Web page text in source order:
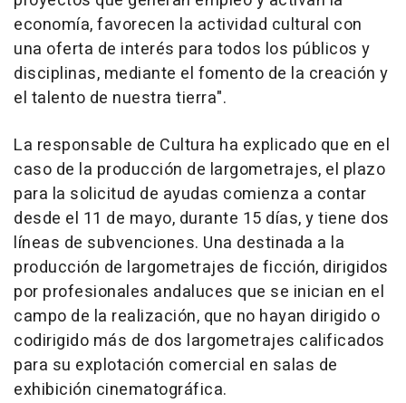
economía, favorecen la actividad cultural con
una oferta de interés para todos los públicos y
disciplinas, mediante el fomento de la creación y
el talento de nuestra tierra".
La responsable de Cultura ha explicado que en el
caso de la producción de largometrajes, el plazo
para la solicitud de ayudas comienza a contar
desde el 11 de mayo, durante 15 días, y tiene dos
líneas de subvenciones. Una destinada a la
producción de largometrajes de ficción, dirigidos
por profesionales andaluces que se inician en el
campo de la realización, que no hayan dirigido o
codirigido más de dos largometrajes calificados
para su explotación comercial en salas de
exhibición cinematográfica.